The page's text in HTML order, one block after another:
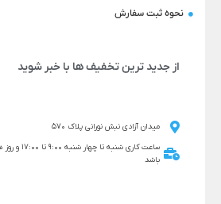
نحوه ثبت سفارش
از جدید ترین تخفیف ها با خبر شوید
میدان آزادی نبش نورانی پلاک 570
باشد